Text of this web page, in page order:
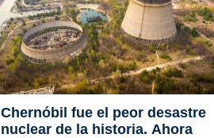
Chernóbil fue el peor desastre
nuclear de la historia. Ahora